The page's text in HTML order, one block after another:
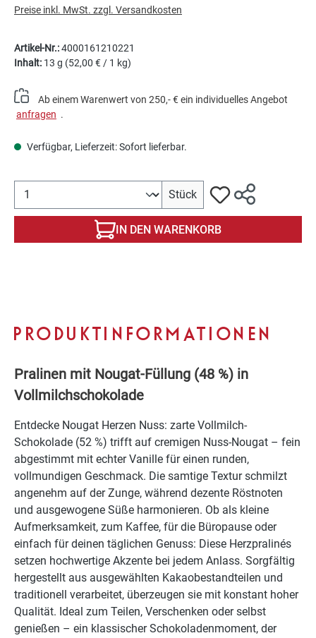
Preise inkl. MwSt. zzgl. Versandkosten
Artikel-Nr.:4000161210221
Inhalt: 13 g (52,00 € / 1 kg)
Ab einem Warenwert von 250,- € ein individuelles Angebot
anfragen .
Verfügbar, Lieferzeit: Sofort lieferbar.
Produkt Anzahl: Gib den gewünschten Wert ein oder
Stück
IN DEN WARENKORB
PRODUKTINFORMATIONEN
Pralinen mit Nougat-Füllung (48 %) in
Vollmilchschokolade
Entdecke Nougat Herzen Nuss: zarte Vollmilch-
Schokolade (52 %) trifft auf cremigen Nuss-Nougat – fein
abgestimmt mit echter Vanille für einen runden,
vollmundigen Geschmack. Die samtige Textur schmilzt
angenehm auf der Zunge, während dezente Röstnoten
und ausgewogene Süße harmonieren. Ob als kleine
Aufmerksamkeit, zum Kaffee, für die Büropause oder
einfach für deinen täglichen Genuss: Diese Herzpralinés
setzen hochwertige Akzente bei jedem Anlass. Sorgfältig
hergestellt aus ausgewählten Kakaobestandteilen und
traditionell verarbeitet, überzeugen sie mit konstant hoher
Qualität. Ideal zum Teilen, Verschenken oder selbst
genießen – ein klassischer Schokoladenmoment, der